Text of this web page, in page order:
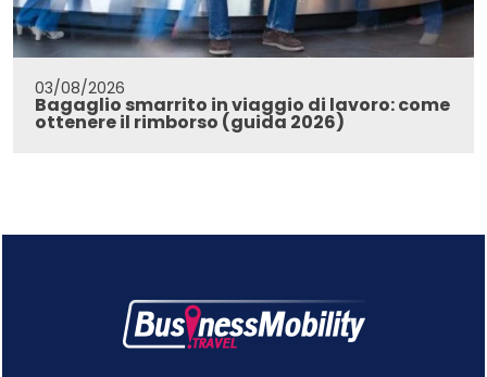
03/08/2026
Bagaglio smarrito in viaggio di lavoro: come
ottenere il rimborso (guida 2026)